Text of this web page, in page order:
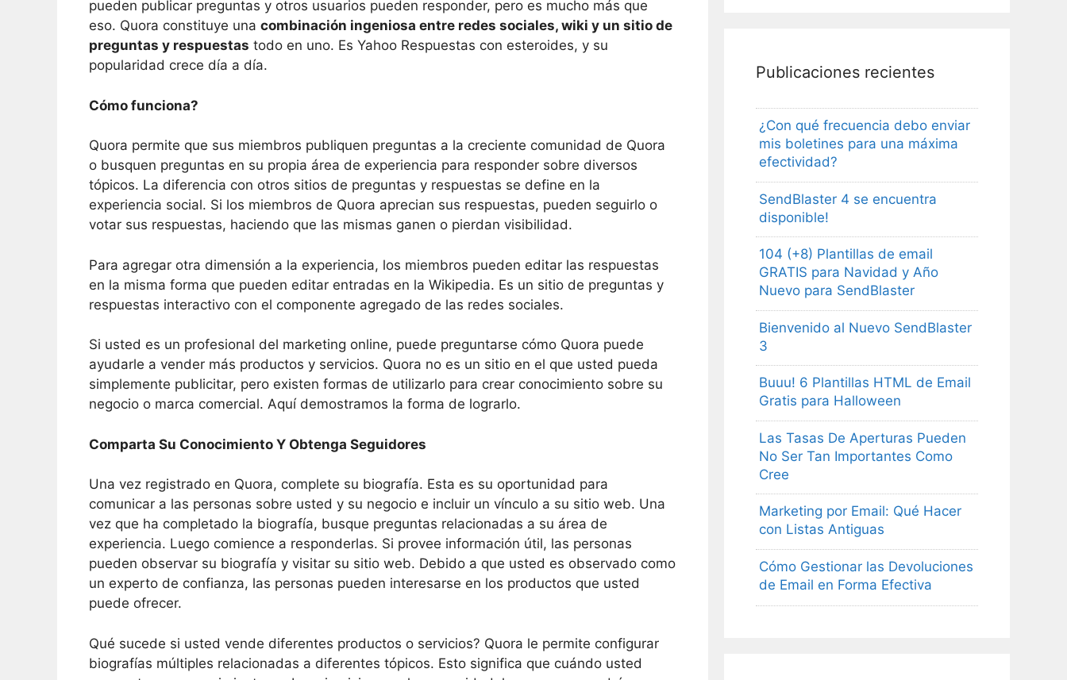
pueden publicar preguntas y otros usuarios pueden responder, pero es mucho más que
eso. Quora constituye una combinación ingeniosa entre redes sociales, wiki y un sitio de
preguntas y respuestas todo en uno. Es Yahoo Respuestas con esteroides, y su
popularidad crece día a día.
Cómo funciona?
Quora permite que sus miembros publiquen preguntas a la creciente comunidad de Quora
o busquen preguntas en su propia área de experiencia para responder sobre diversos
tópicos. La diferencia con otros sitios de preguntas y respuestas se define en la
experiencia social. Si los miembros de Quora aprecian sus respuestas, pueden seguirlo o
votar sus respuestas, haciendo que las mismas ganen o pierdan visibilidad.
Para agregar otra dimensión a la experiencia, los miembros pueden editar las respuestas
en la misma forma que pueden editar entradas en la Wikipedia. Es un sitio de preguntas y
respuestas interactivo con el componente agregado de las redes sociales.
Si usted es un profesional del marketing online, puede preguntarse cómo Quora puede
ayudarle a vender más productos y servicios. Quora no es un sitio en el que usted pueda
simplemente publicitar, pero existen formas de utilizarlo para crear conocimiento sobre su
negocio o marca comercial. Aquí demostramos la forma de lograrlo.
Comparta Su Conocimiento Y Obtenga Seguidores
Una vez registrado en Quora, complete su biografía. Esta es su oportunidad para
comunicar a las personas sobre usted y su negocio e incluir un vínculo a su sitio web. Una
vez que ha completado la biografía, busque preguntas relacionadas a su área de
experiencia. Luego comience a responderlas. Si provee información útil, las personas
pueden observar su biografía y visitar su sitio web. Debido a que usted es observado como
un experto de confianza, las personas pueden interesarse en los productos que usted
puede ofrecer.
Qué sucede si usted vende diferentes productos o servicios? Quora le permite configurar
biografías múltiples relacionadas a diferentes tópicos. Esto significa que cuándo usted
Publicaciones recientes
¿Con qué frecuencia debo enviar
mis boletines para una máxima
efectividad?
SendBlaster 4 se encuentra
disponible!
104 (+8) Plantillas de email
GRATIS para Navidad y Año
Nuevo para SendBlaster
Bienvenido al Nuevo SendBlaster
3
Buuu! 6 Plantillas HTML de Email
Gratis para Halloween
Las Tasas De Aperturas Pueden
No Ser Tan Importantes Como
Cree
Marketing por Email: Qué Hacer
con Listas Antiguas
Cómo Gestionar las Devoluciones
de Email en Forma Efectiva